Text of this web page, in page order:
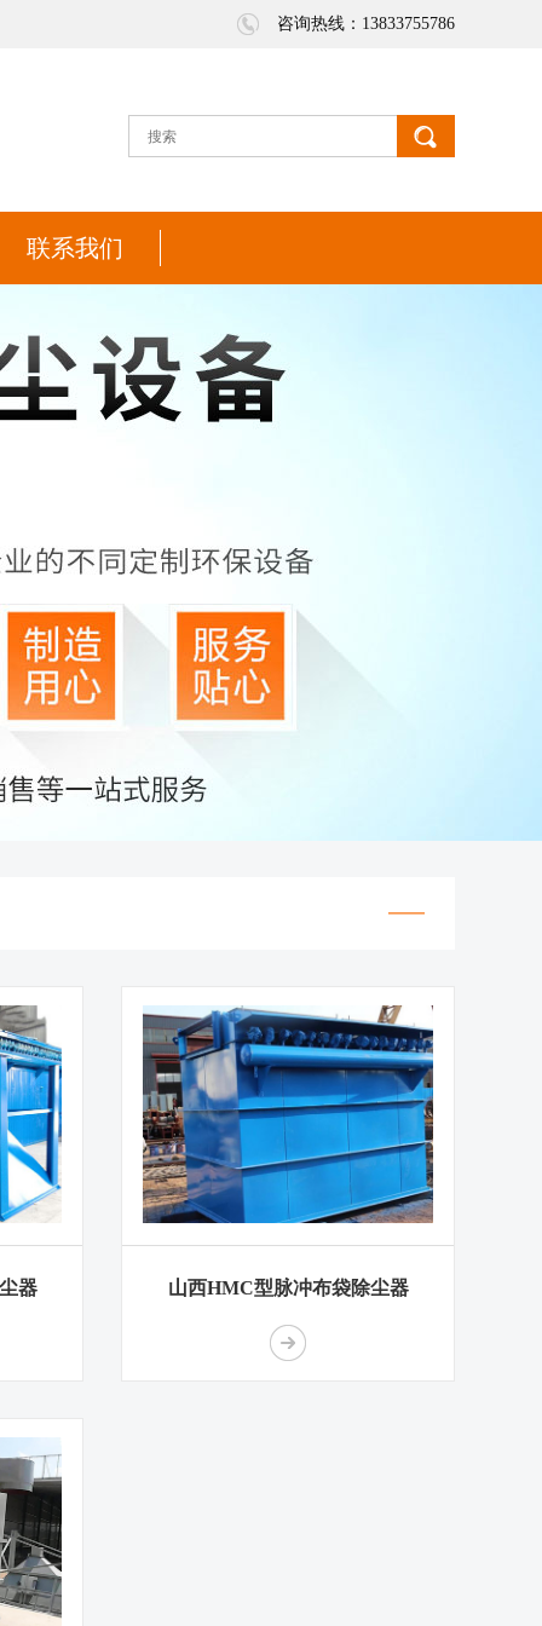
咨询热线：13833755786
联系我们
器 山西HMC型脉冲布袋除尘器